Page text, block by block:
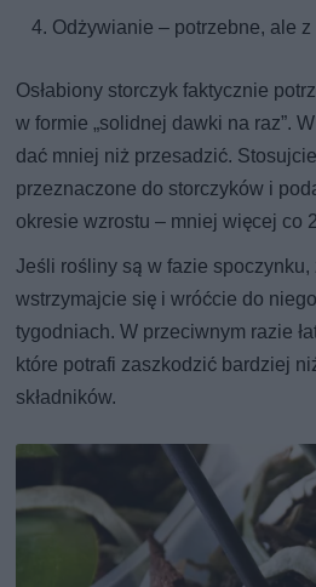
Odżywianie – potrzebne, ale z
Osłabiony storczyk faktycznie
w formie „solidnej dawki na raz”.
dać mniej niż przesadzić.
przeznaczone do storczyków i
okresie wzrostu – mniej więcej co
Jeśli rośliny są w fazie
wstrzymajcie się i wróćcie do
tygodniach. W przeciwnym razie
które potrafi zaszkodzić bardziej
składników.